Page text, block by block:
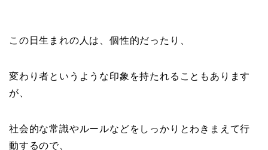
この日生まれの人は、個性的だったり、
変わり者というような印象を持たれることもあります
が、
社会的な常識やルールなどをしっかりとわきまえて行
動するので、